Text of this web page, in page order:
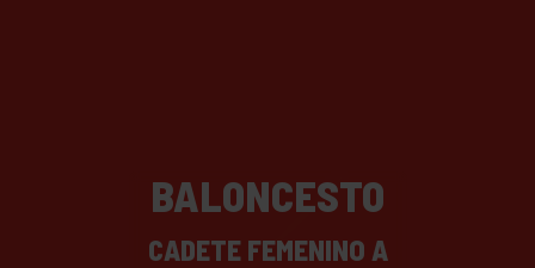
BALONCESTO
CADETE FEMENINO A